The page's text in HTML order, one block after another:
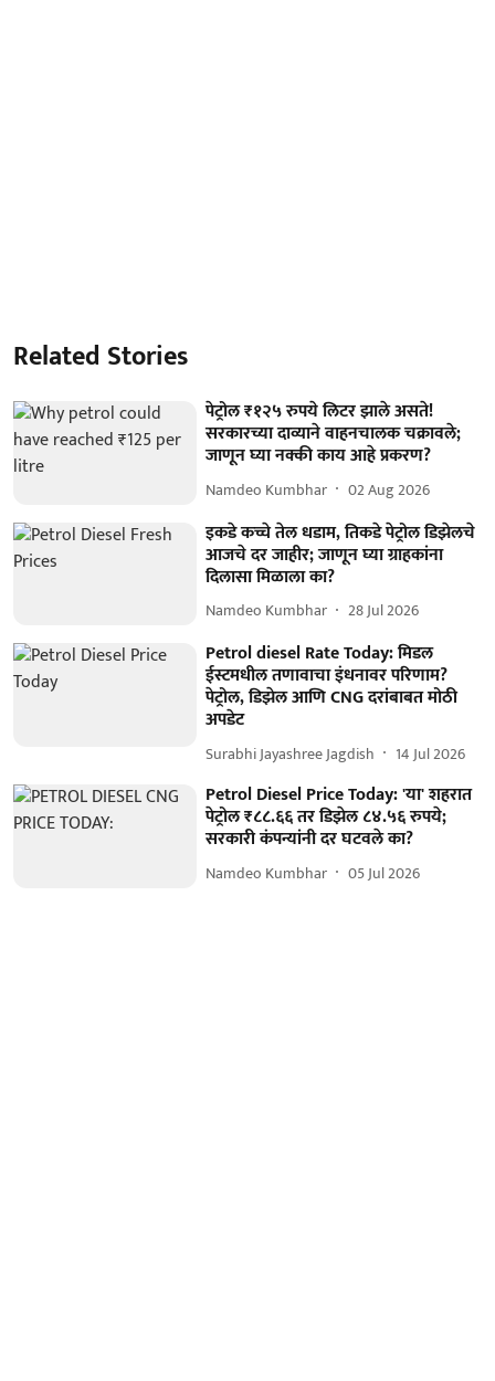
Related Stories
पेट्रोल ₹१२५ रुपये लिटर झाले असते!
सरकारच्या दाव्याने वाहनचालक चक्रावले;
जाणून घ्या नक्की काय आहे प्रकरण?
Namdeo Kumbhar 02 Aug 2026
इकडे कच्चे तेल धडाम, तिकडे पेट्रोल डिझेलचे
आजचे दर जाहीर; जाणून घ्या ग्राहकांना
दिलासा मिळाला का?
Namdeo Kumbhar 28 Jul 2026
Petrol diesel Rate Today: मिडल
ईस्टमधील तणावाचा इंधनावर परिणाम?
पेट्रोल, डिझेल आणि CNG दरांबाबत मोठी
अपडेट
Surabhi Jayashree Jagdish 14 Jul 2026
Petrol Diesel Price Today: 'या' शहरात
पेट्रोल ₹८८.६६ तर डिझेल ८४.५६ रुपये;
सरकारी कंपन्यांनी दर घटवले का?
Namdeo Kumbhar 05 Jul 2026